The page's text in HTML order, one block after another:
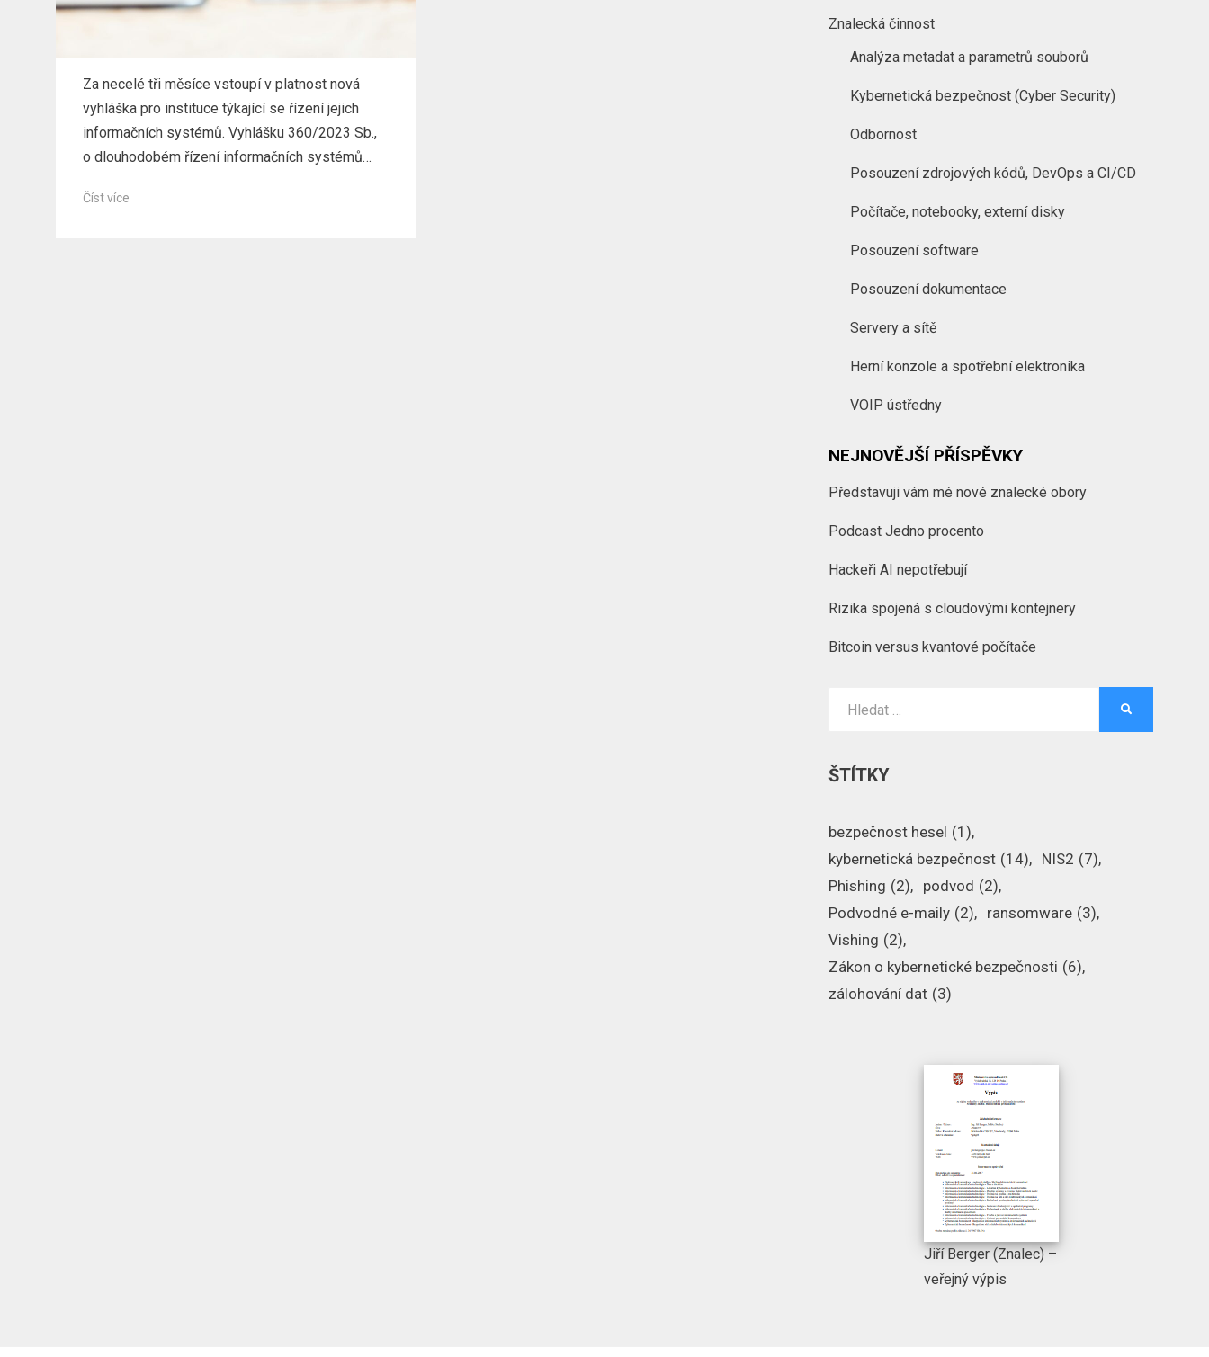
Za necelé tři měsíce vstoupí v platnost nová
vyhláška pro instituce týkající se řízení jejich
informačních systémů. Vyhlášku 360/2023 Sb.,
o dlouhodobém řízení informačních systémů…
Číst více
Znalecká činnost
Analýza metadat a parametrů souborů
Kybernetická bezpečnost (Cyber Security)
Odbornost
Posouzení zdrojových kódů, DevOps a CI/CD
Počítače, notebooky, externí disky
Posouzení software
Posouzení dokumentace
Servery a sítě
Herní konzole a spotřební elektronika
VOIP ústředny
NEJNOVĚJŠÍ PŘÍSPĚVKY
Představuji vám mé nové znalecké obory
Podcast Jedno procento
Hackeři AI nepotřebují
Rizika spojená s cloudovými kontejnery
Bitcoin versus kvantové počítače
ŠTÍTKY
bezpečnost hesel (1)
kybernetická bezpečnost (14) NIS2 (7)
Phishing (2) podvod (2)
Podvodné e-maily (2) ransomware (3)
Vishing (2)
Zákon o kybernetické bezpečnosti (6)
zálohování dat (3)
Jiří Berger (Znalec) –
veřejný výpis